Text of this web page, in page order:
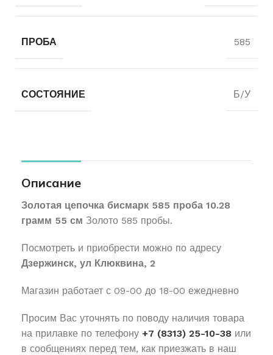
ПРОБА 585
СОСТОЯНИЕ Б/У
Описание
Золотая цепочка бисмарк 585 проба 10.28
грамм 55 см Золото 585 пробы.
Посмотреть и приобрести можно по адресу
Дзержинск, ул Клюквина, 2
Магазин работает с 09-00 до 18-00 ежедневно
Просим Вас уточнять по поводу наличия товара
на прилавке по телефону +7 (8313) 25-10-38 или
в сообщениях перед тем, как приезжать в наш